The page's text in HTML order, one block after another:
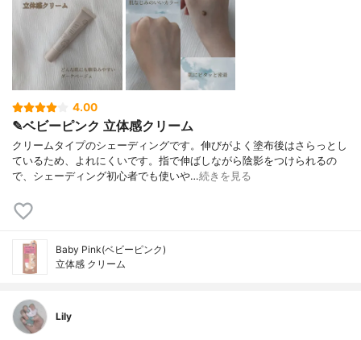
4.00
✎ベビーピンク 立体感クリーム
クリームタイプのシェーディングです。伸びがよく塗布後はさらっとし
ているため、よれにくいです。指で伸ばしながら陰影をつけられるの
で、シェーディング初心者でも使いや…続きを見る
Baby Pink(ベビーピンク)
立体感 クリーム
Lily